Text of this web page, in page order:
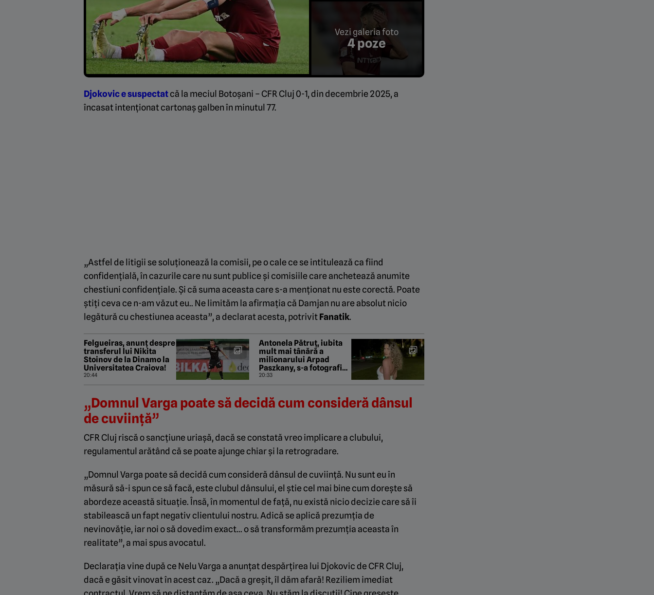
Vezi galeria foto
4 poze
Djokovic e suspectatcă la meciul Botoșani – CFR Cluj 0-1, din decembrie 2025, a
încasat intenționat cartonaș galben în minutul 77.
„Astfel de litigii se soluționează la comisii, pe o cale ce se intitulează ca fiind
confidențială, în cazurile care nu sunt publice și comisiile care anchetează anumite
chestiuni confidențiale. Și că suma aceasta care s-a menționat nu este corectă. Poate
știți ceva ce n-am văzut eu.. Ne limităm la afirmația că Damjan nu are absolut nicio
legătură cu chestiunea aceasta”, a declarat acesta, potrivitFanatik.
Felgueiras, anunț despre
transferul lui Nikita
Stoinov de la Dinamo la
Universitatea Craiova!
20:44
Antonela Pătruț, iubita
mult mai tânără a
milionarului Arpad
Paszkany, s-a fotografiat
în jacuzzi şi a postat poza
pe internet
20:33
„Domnul Varga poate să decidă cum consideră dânsul
de cuviință”
CFR Cluj riscă o sancțiune uriașă, dacă se constată vreo implicare a clubului,
regulamentul arătând că se poate ajunge chiar și la retrogradare.
„Domnul Varga poate să decidă cum consideră dânsul de cuviință. Nu sunt eu în
măsură să-i spun ce să facă, este clubul dânsului, el știe cel mai bine cum dorește să
abordeze această situație. Însă, în momentul de față, nu există nicio decizie care să îi
stabilească un fapt negativ clientului nostru. Adică se aplică prezumția de
nevinovăție, iar noi o să dovedim exact… o să transformăm prezumția aceasta în
realitate”, a mai spus avocatul.
Declarația vine după ce Nelu Varga a anunțat despărțirea lui Djokovic de CFR Cluj,
dacă e găsit vinovat în acest caz. „Dacă a greșit, îl dăm afară! Reziliem imediat